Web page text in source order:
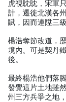
虎視眈眈，宋軍
計，遷徙北漢各
賦，因而連陞三
楊浩奪節改道，
境內。可是契丹
後。
最終楊浩他們落
發覺這片土地雖
州三方兵爭之地